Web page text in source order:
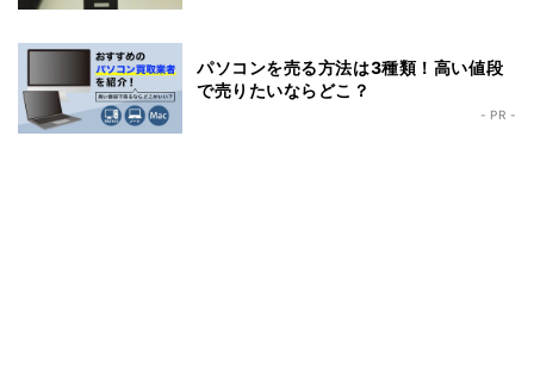
パソコンを売る方法は3種類！高い値段
で売りたいならどこ？
- PR -